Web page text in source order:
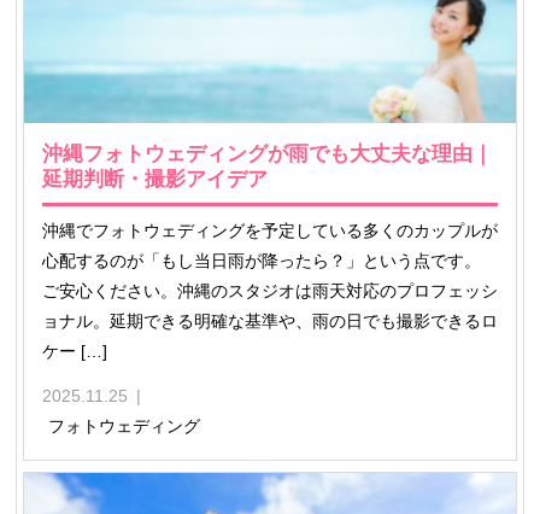
沖縄フォトウェディングが雨でも大丈夫な理由｜
延期判断・撮影アイデア
沖縄でフォトウェディングを予定している多くのカップルが
心配するのが「もし当日雨が降ったら？」という点です。
ご安心ください。沖縄のスタジオは雨天対応のプロフェッシ
ョナル。延期できる明確な基準や、雨の日でも撮影できるロ
ケー […]
2025.11.25
フォトウェディング